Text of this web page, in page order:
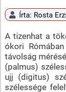
Írta: Rosta
A tizenhat a
ókori
távolság
(palmus)
ujj (digitus)
szélessége